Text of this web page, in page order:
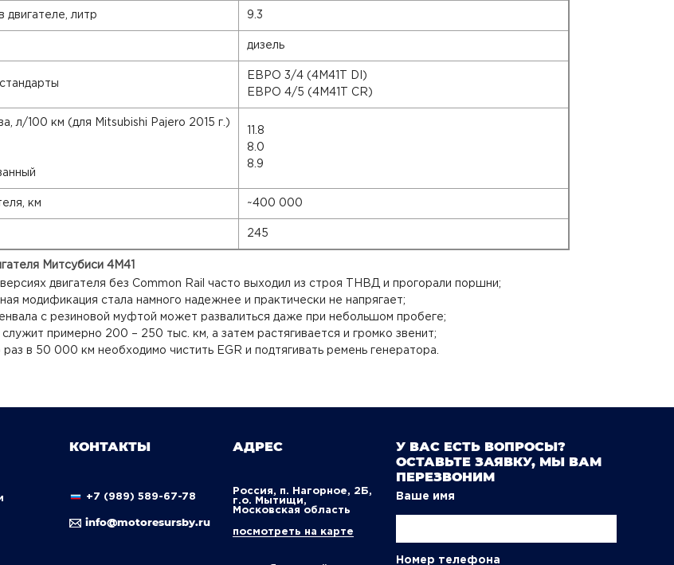
двигателе, литр 9.3
дизель
ЕВРО 3/4 (4M41T DI)
ЕВРО 4/5 (4M41T CR)
л/100 км (для Mitsubishi Pajero 2015 г.)
11.8
8.0
8.9
км ~400 000
245
Митсубиси 4М41
двигателя без Common Rail часто выходил из строя ТНВД и прогорали поршни;
модификация стала намного надежнее и практически не напрягает;
с резиновой муфтой может развалиться даже при небольшом пробеге;
примерно 200 – 250 тыс. км, а затем растягивается и громко звенит;
раз в 50 000 км необходимо чистить EGR и подтягивать ремень генератора.
КОНТАКТЫ
+7 (989) 589-67-78
info@motoresursby.ru
АДРЕС
Россия, п. Нагорное, 2Б,
г.о. Мытищи,
Московская область
посмотреть на карте
У ВАС ЕСТЬ ВОПРОСЫ?
ОСТАВЬТЕ ЗАЯВКУ, МЫ ВАМ
ПЕРЕЗВОНИМ
Ваше имя
Номер телефона